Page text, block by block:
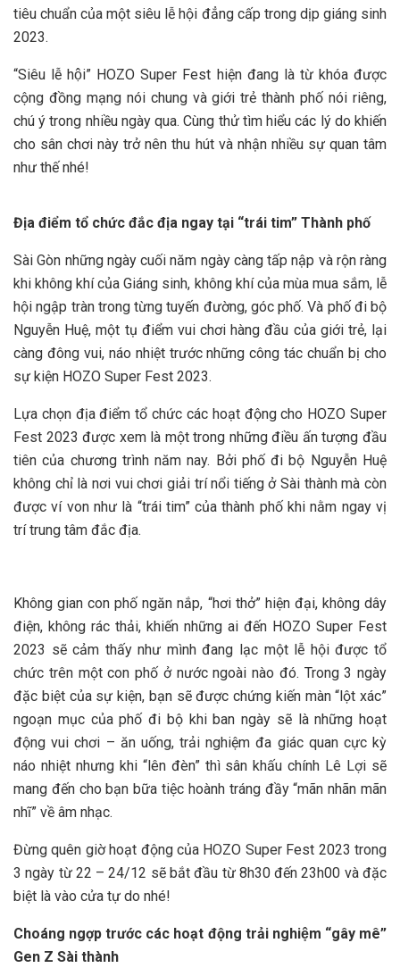
tiêu chuẩn của một siêu lễ hội đẳng cấp trong dịp giáng sinh
2023.
“Siêu lễ hội” HOZO Super Fest hiện đang là từ khóa được
cộng đồng mạng nói chung và giới trẻ thành phố nói riêng,
chú ý trong nhiều ngày qua. Cùng thử tìm hiểu các lý do khiến
cho sân chơi này trở nên thu hút và nhận nhiều sự quan tâm
như thế nhé!
Địa điểm tổ chức đắc địa ngay tại “trái tim” Thành phố
Sài Gòn những ngày cuối năm ngày càng tấp nập và rộn ràng
khi không khí của Giáng sinh, không khí của mùa mua sắm, lễ
hội ngập tràn trong từng tuyến đường, góc phố. Và phố đi bộ
Nguyễn Huệ, một tụ điểm vui chơi hàng đầu của giới trẻ, lại
càng đông vui, náo nhiệt trước những công tác chuẩn bị cho
sự kiện HOZO Super Fest 2023.
Lựa chọn địa điểm tổ chức các hoạt động cho HOZO Super
Fest 2023 được xem là một trong những điều ấn tượng đầu
tiên của chương trình năm nay. Bởi phố đi bộ Nguyễn Huệ
không chỉ là nơi vui chơi giải trí nổi tiếng ở Sài thành mà còn
được ví von như là “trái tim” của thành phố khi nằm ngay vị
trí trung tâm đắc địa.
Không gian con phố ngăn nắp, “hơi thở” hiện đại, không dây
điện, không rác thải, khiến những ai đến HOZO Super Fest
2023 sẽ cảm thấy như mình đang lạc một lễ hội được tổ
chức trên một con phố ở nước ngoài nào đó. Trong 3 ngày
đặc biệt của sự kiện, bạn sẽ được chứng kiến màn “lột xác”
ngoạn mục của phố đi bộ khi ban ngày sẽ là những hoạt
động vui chơi – ăn uống, trải nghiệm đa giác quan cực kỳ
náo nhiệt nhưng khi “lên đèn” thì sân khấu chính Lê Lợi sẽ
mang đến cho bạn bữa tiệc hoành tráng đầy “mãn nhãn mãn
nhĩ” về âm nhạc.
Đừng quên giờ hoạt động của HOZO Super Fest 2023 trong
3 ngày từ 22 – 24/12 sẽ bắt đầu từ 8h30 đến 23h00 và đặc
biệt là vào cửa tự do nhé!
Choáng ngợp trước các hoạt động trải nghiệm “gây mê”
Gen Z Sài thành